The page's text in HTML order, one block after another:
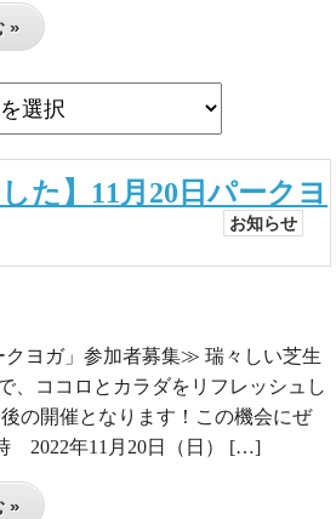
»
た】11月20日パークヨ
お知らせ
ヨガ」参加者募集≫ 瑞々しい芝生
、ココロとカラダをリフレッシュし
の開催となります！この機会にぜ
年11月20日（日） […]
»